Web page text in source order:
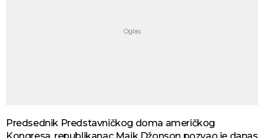
Predsednik Predstavničkog doma američkog